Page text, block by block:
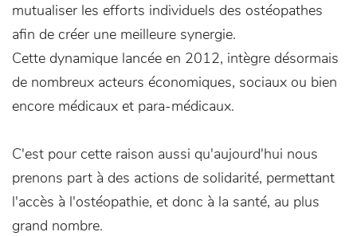
mutualiser les efforts individuels des ostéopathes
afin de créer une meilleure synergie.
Cette dynamique lancée en 2012, intègre désormais
de nombreux acteurs économiques, sociaux ou bien
encore médicaux et para-médicaux.
C'est pour cette raison aussi qu'aujourd'hui nous
prenons part à des actions de solidarité, permettant
l'accès à l'ostéopathie, et donc à la santé, au plus
grand nombre.